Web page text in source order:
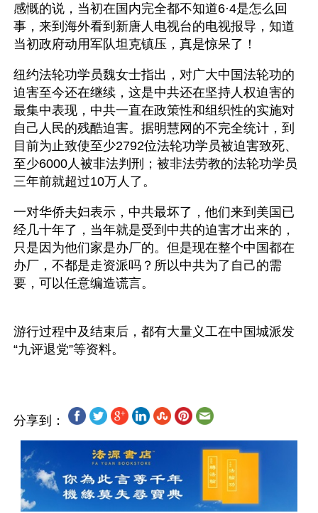
感慨的说，当初在国内完全都不知道6·4是怎么回
事，来到海外看到新唐人电视台的电视报导，知道
当初政府动用军队坦克镇压，真是惊呆了！
纽约法轮功学员魏女士指出，对广大中国法轮功的
迫害至今还在继续，这是中共还在坚持人权迫害的
最集中表现，中共一直在政策性和组织性的实施对
自己人民的残酷迫害。据明慧网的不完全统计，到
目前为止致使至少2792位法轮功学员被迫害致死、
至少6000人被非法判刑；被非法劳教的法轮功学员
三年前就超过10万人了。
一对华侨夫妇表示，中共最坏了，他们来到美国已
经几十年了，当年就是受到中共的迫害才出来的，
只是因为他们家是办厂的。但是现在整个中国都在
办厂，不都是走资派吗？所以中共为了自己的需
要，可以任意编造谎言。
游行过程中及结束后，都有大量义工在中国城派发
分享到：